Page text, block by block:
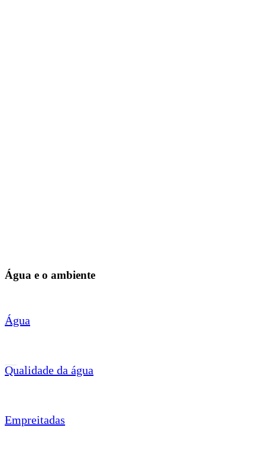
Água e o ambiente
Água
Qualidade da água
Empreitadas